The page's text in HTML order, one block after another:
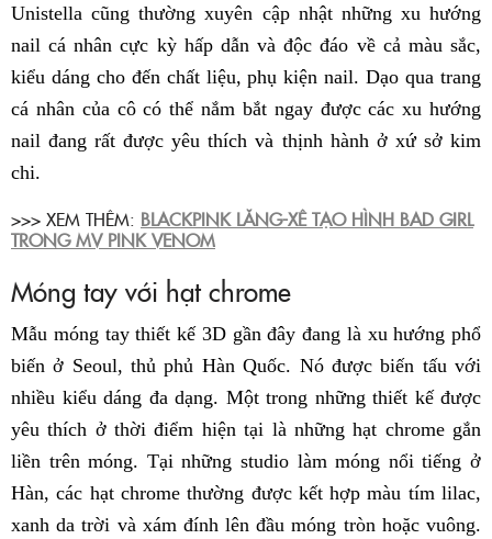
Unistella cũng thường xuyên cập nhật những xu hướng
nail cá nhân cực kỳ hấp dẫn và độc đáo về cả màu sắc,
kiểu dáng cho đến chất liệu, phụ kiện nail. Dạo qua trang
cá nhân của cô có thể nắm bắt ngay được các xu hướng
nail đang rất được yêu thích và thịnh hành ở xứ sở kim
chi.
>>> XEM THÊM: BLACKPINK LĂNG-XÊ TẠO HÌNH BAD GIRL
TRONG MV PINK VENOM
Móng tay với hạt chrome
Mẫu móng tay thiết kế 3D gần đây đang là xu hướng phổ
biến ở Seoul, thủ phủ Hàn Quốc. Nó được biến tấu với
nhiều kiểu dáng đa dạng. Một trong những thiết kế được
yêu thích ở thời điểm hiện tại là những hạt chrome gắn
liền trên móng. Tại những studio làm móng nổi tiếng ở
Hàn, các hạt chrome thường được kết hợp màu tím lilac,
xanh da trời và xám đính lên đầu móng tròn hoặc vuông.